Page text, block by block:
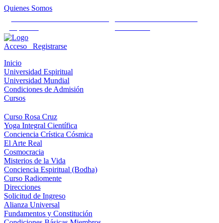
Quienes Somos
Acceso
Registrarse
Inicio
Universidad Espiritual
Universidad Mundial
Condiciones de Admisión
Cursos
Curso Rosa Cruz
Yoga Integral Científica
Conciencia Crística Cósmica
El Arte Real
Cosmocracia
Misterios de la Vida
Conciencia Espiritual (Bodha)
Curso Radiomente
Direcciones
Solicitud de Ingreso
Alianza Universal
Fundamentos y Constitución